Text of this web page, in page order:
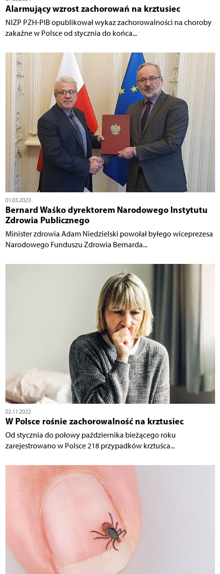
Alarmujący wzrost zachorowań na krztusiec
NIZP PZH-PIB opublikował wykaz zachorowalności na choroby
zakaźne w Polsce od stycznia do końca...
01.03.2023
Bernard Waśko dyrektorem Narodowego Instytutu
Zdrowia Publicznego
Minister zdrowia Adam Niedzielski powołał byłego wiceprezesa
Narodowego Funduszu Zdrowia Bernarda...
02.11.2022
W Polsce rośnie zachorowalność na krztusiec
Od stycznia do połowy października bieżącego roku
zarejestrowano w Polsce 218 przypadków krztuśca...